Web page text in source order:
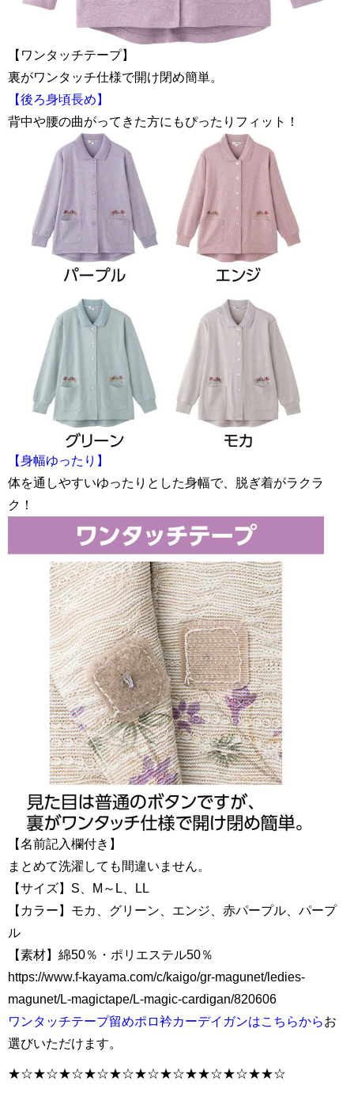
【ワンタッチテープ】
裏がワンタッチ仕様で開け閉め簡単。
【後ろ身頃長め】
背中や腰の曲がってきた方にもぴったりフィット！
【身幅ゆったり】
体を通しやすいゆったりとした身幅で、脱ぎ着がラクラ
ク！
【名前記入欄付き】
まとめて洗濯しても間違いません。
【サイズ】S、M～L、LL
【カラー】モカ、グリーン、エンジ、赤パープル、パープ
ル
【素材】綿50％・ポリエステル50％
https://www.f-kayama.com/c/kaigo/gr-magunet/ledies-
magunet/L-magictape/L-magic-cardigan/820606
ワンタッチテープ留めポロ衿カーデイガンはこちらからお
選びいただけます。
★☆★☆★☆★☆★☆★☆★☆★★☆★☆★★☆